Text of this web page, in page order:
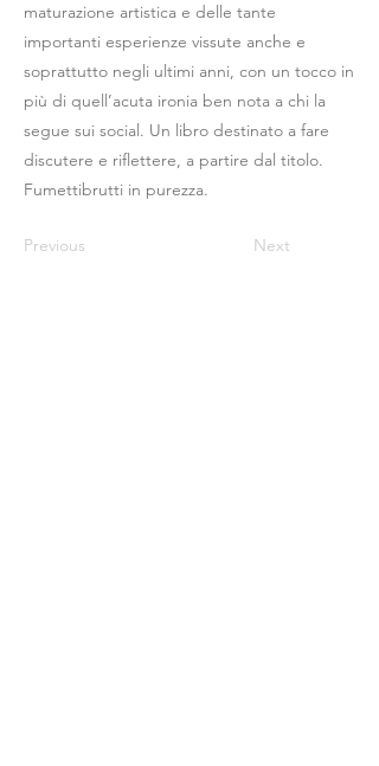
maturazione artistica e delle tante
importanti esperienze vissute anche e
soprattutto negli ultimi anni, con un tocco in
più di quell’acuta ironia ben nota a chi la
segue sui social. Un libro destinato a fare
discutere e riflettere, a partire dal titolo.
Fumettibrutti in purezza.
Previous Next